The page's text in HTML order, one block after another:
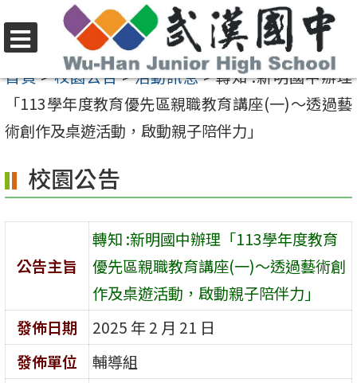
至
內
區
選
單
首頁>校園公告>活動訊息>轉知 :新明國中辦理
「113學年度教育優先區親職教育講座(一)～透過藝
術創作及桌遊活動，啟動親子陪伴力」
校園公告
公告主旨
轉知 :新明國中辦理「113學年度教育
優先區親職教育講座(一)～透過藝術創
作及桌遊活動，啟動親子陪伴力」
發佈日期
2025 年 2 月 21 日
發佈單位
輔導組